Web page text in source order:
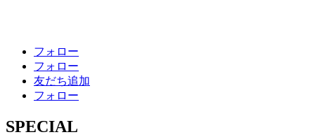
フォロー
フォロー
友だち追加
フォロー
SPECIAL